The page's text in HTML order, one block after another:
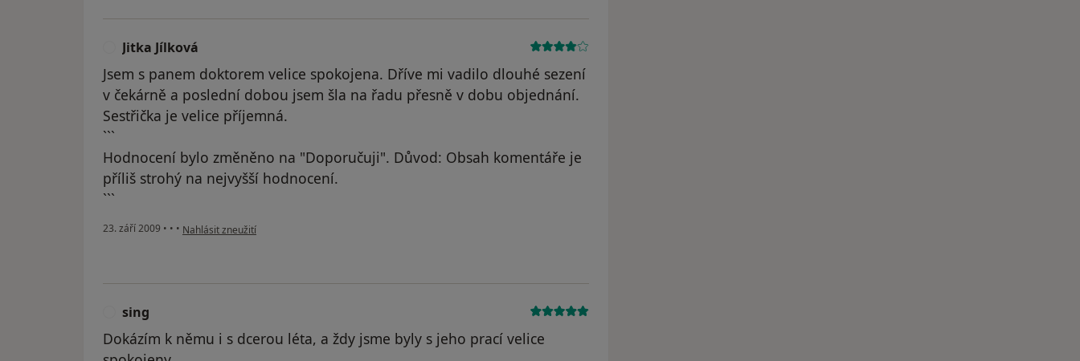
Jitka Jílková
Jsem s panem doktorem velice spokojena. Dříve mi vadilo dlouhé sezení
v čekárně a poslední dobou jsem šla na řadu přesně v dobu objednání.
Sestřička je velice příjemná.
```
Hodnocení bylo změněno na "Doporučuji". Důvod: Obsah komentáře je
příliš strohý na nejvyšší hodnocení.
```
23. září 2009 • • • podle názoru uživatele Jitka Jílková
Nahlásit zneužití
sing
Dokázím k němu i s dcerou léta, a ždy jsme byly s jeho prací velice